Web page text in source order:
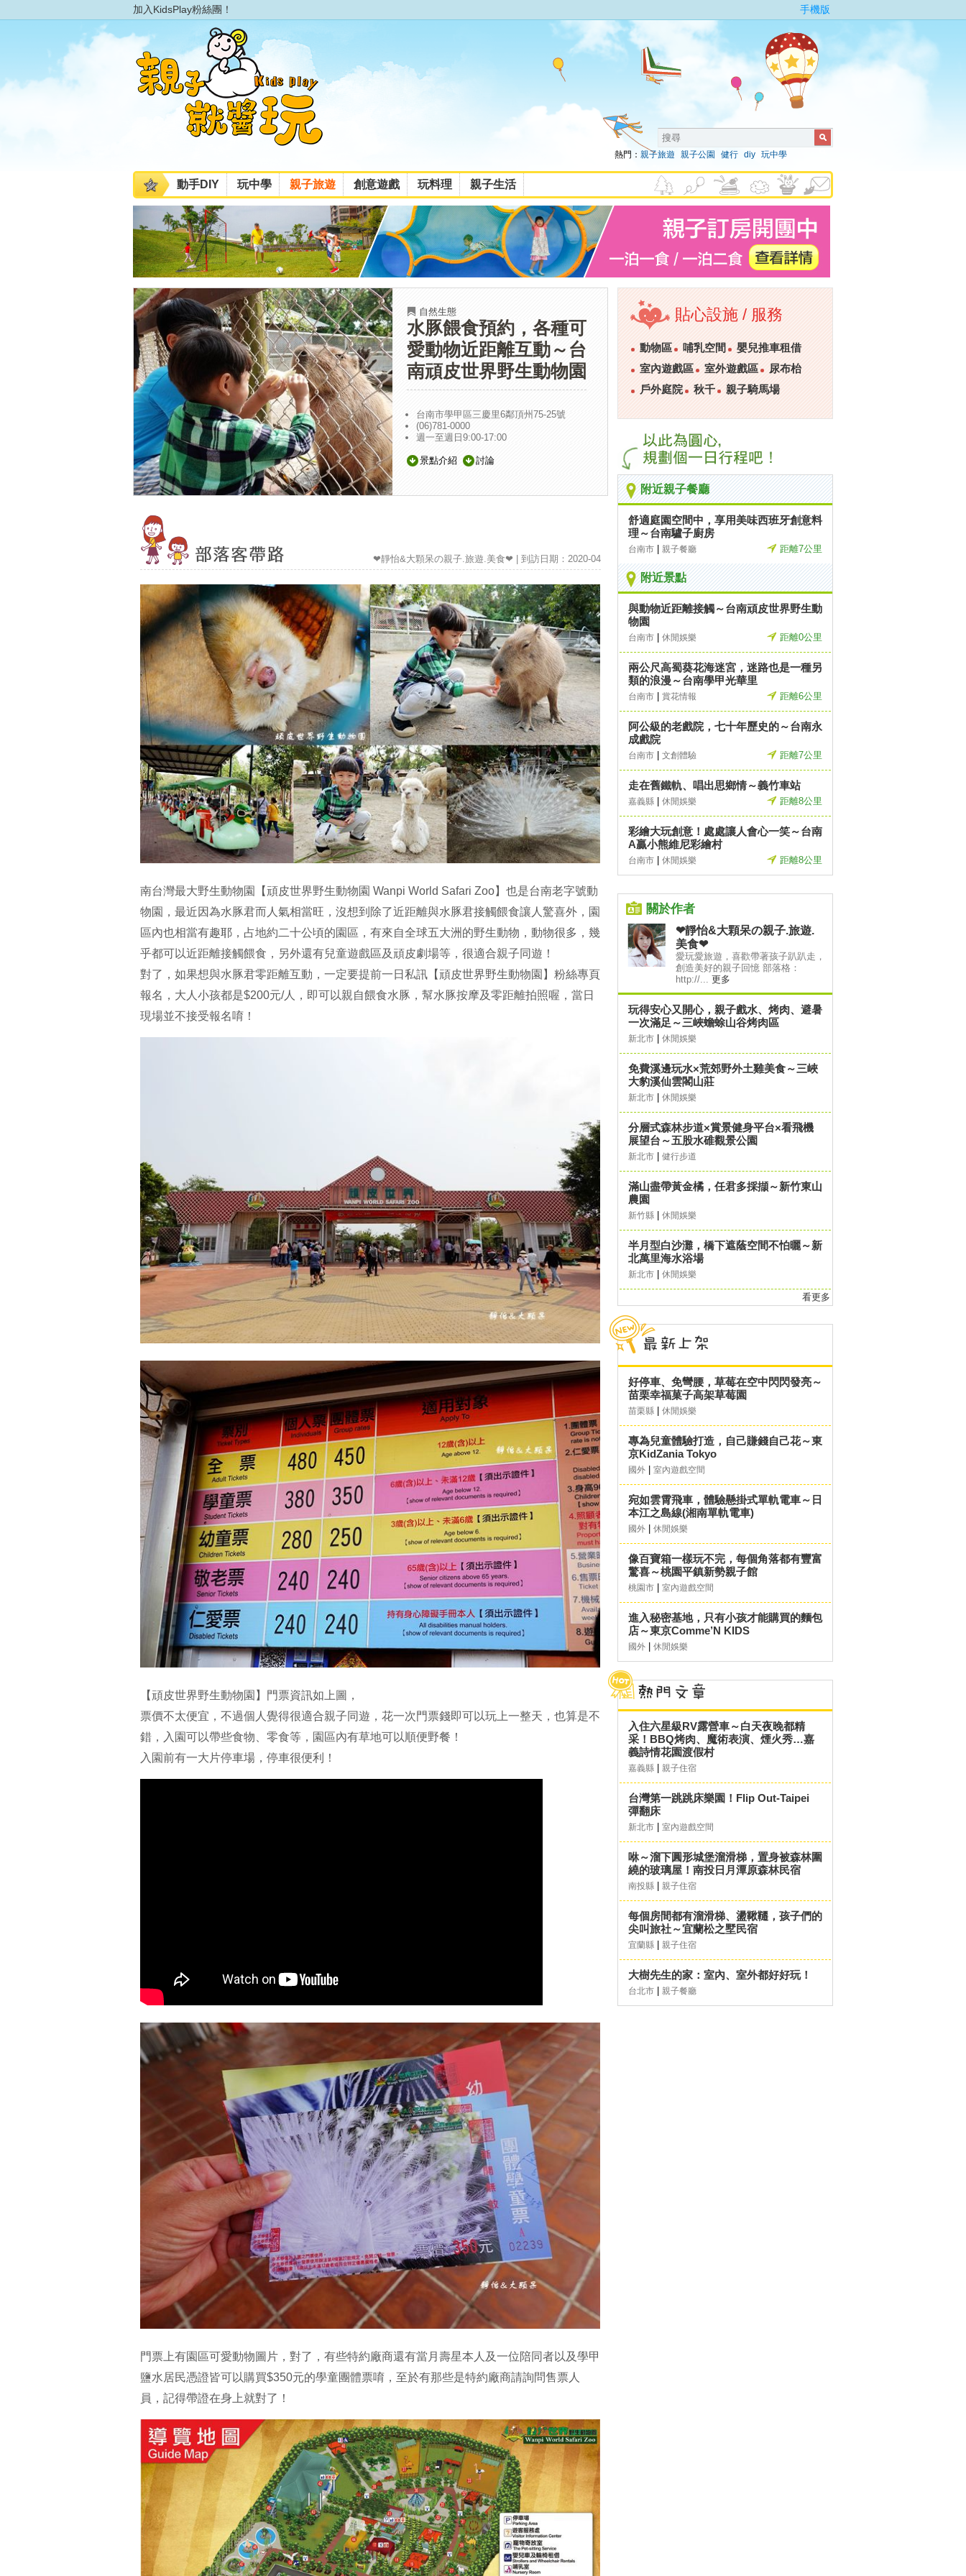
加入KidsPlay粉絲團！ 手機版
熱門： 親子旅遊 親子公園 健行 diy 玩中學
動手DIY 玩中學 親子旅遊 創意遊戲 玩料理 親子生活
自然生態
水豚餵食預約，各種可
愛動物近距離互動～台
南頑皮世界野生動物園
台南市學甲區三慶里6鄰頂州75-25號
(06)781-0000
週一至週日9:00-17:00
景點介紹 討論
❤靜怡&大顆呆の親子.旅遊.美食❤ | 到訪日期：2020-04
南台灣最大野生動物園【頑皮世界野生動物園 Wanpi World Safari Zoo】也是台南老字號動
物園，最近因為水豚君而人氣相當旺，沒想到除了近距離與水豚君接觸餵食讓人驚喜外，園
區內也相當有趣耶，占地約二十公頃的園區，有來自全球五大洲的野生動物，動物很多，幾
乎都可以近距離接觸餵食，另外還有兒童遊戲區及頑皮劇場等，很適合親子同遊！
對了，如果想與水豚君零距離互動，一定要提前一日私訊【頑皮世界野生動物園】粉絲專頁
報名，大人小孩都是$200元/人，即可以親自餵食水豚，幫水豚按摩及零距離拍照喔，當日
現場並不接受報名唷！
【頑皮世界野生動物園】門票資訊如上圖，
票價不太便宜，不過個人覺得很適合親子同遊，花一次門票錢即可以玩上一整天，也算是不
錯，入園可以帶些食物、零食等，園區內有草地可以順便野餐！
入園前有一大片停車場，停車很便利！
門票上有園區可愛動物圖片，對了，有些特約廠商還有當月壽星本人及一位陪同者以及學甲
鹽水居民憑證皆可以購買$350元的學童團體票唷，至於有那些是特約廠商請詢問售票人
員，記得帶證在身上就對了！
貼心設施 / 服務
動物區 哺乳空間
嬰兒推車租借
室內遊戲區
室外遊戲區
尿布枱
戶外庭院
秋千 親子騎馬場
附近親子餐廳
舒適庭園空間中，享用美味西班牙創意料
理～台南驢子廚房
台南市 親子餐廳 距離7公里
附近景點
與動物近距離接觸～台南頑皮世界野生動
物園
台南市 休閒娛樂 距離0公里
兩公尺高蜀葵花海迷宮，迷路也是一種另
類的浪漫～台南學甲光華里
台南市 賞花情報 距離6公里
阿公級的老戲院，七十年歷史的～台南永
成戲院
台南市 文創體驗 距離7公里
走在舊鐵軌、唱出思鄉情～義竹車站
嘉義縣 休閒娛樂 距離8公里
彩繪大玩創意！處處讓人會心一笑～台南
A贏小熊維尼彩繪村
台南市 休閒娛樂 距離8公里
關於作者
❤靜怡&大顆呆の親子.旅遊.
美食❤
愛玩愛旅遊，喜歡帶著孩子趴趴走，
創造美好的親子回憶 部落格：
http://... 更多
玩得安心又開心，親子戲水、烤肉、避暑
一次滿足～三峽蟾蜍山谷烤肉區
新北市 休閒娛樂
免費溪邊玩水×荒郊野外土雞美食～三峽
大豹溪仙雲閣山莊
新北市 休閒娛樂
分層式森林步道×賞景健身平台×看飛機
展望台～五股水碓觀景公園
新北市 健行步道
滿山盡帶黃金橘，任君多採擷～新竹東山
農園
新竹縣 休閒娛樂
半月型白沙灘，橋下遮蔭空間不怕曬～新
北萬里海水浴場
新北市 休閒娛樂
看更多
好停車、免彎腰，草莓在空中閃閃發亮～
苗栗幸福菓子高架草莓園
苗栗縣 休閒娛樂
專為兒童體驗打造，自己賺錢自己花～東
京KidZania Tokyo
國外 室內遊戲空間
宛如雲霄飛車，體驗懸掛式單軌電車～日
本江之島線(湘南單軌電車)
國外 休閒娛樂
像百寶箱一樣玩不完，每個角落都有豐富
驚喜～桃園平鎮新勢親子館
桃園市 室內遊戲空間
進入秘密基地，只有小孩才能購買的麵包
店～東京Comme’N KIDS
國外 休閒娛樂
入住六星級RV露營車～白天夜晚都精
采！BBQ烤肉、魔術表演、煙火秀…嘉
義詩情花園渡假村
嘉義縣 親子住宿
台灣第一跳跳床樂園！Flip Out-Taipei
彈翻床
新北市 室內遊戲空間
咻～溜下圓形城堡溜滑梯，置身被森林圍
繞的玻璃屋！南投日月潭原森林民宿
南投縣 親子住宿
每個房間都有溜滑梯、盪鞦韆，孩子們的
尖叫旅社～宜蘭松之墅民宿
宜蘭縣 親子住宿
大樹先生的家：室內、室外都好好玩！
台北市 親子餐廳